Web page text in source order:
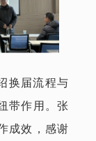
换届流程与
带作用。张
成效，感谢